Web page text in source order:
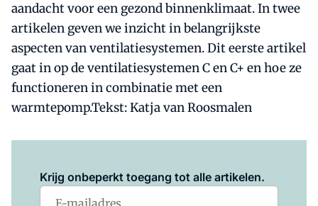
aandacht voor een gezond binnenklimaat. In twee
artikelen geven we inzicht in belangrijkste
aspecten van ventilatiesystemen. Dit eerste artikel
gaat in op de ventilatiesystemen C en C+ en hoe ze
functioneren in combinatie met een
warmtepomp.Tekst: Katja van Roosmalen
Krijg onbeperkt toegang tot alle artikelen.